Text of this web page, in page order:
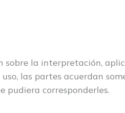
sobre la interpretación,
las partes acuerdan
pudiera corresponderles.